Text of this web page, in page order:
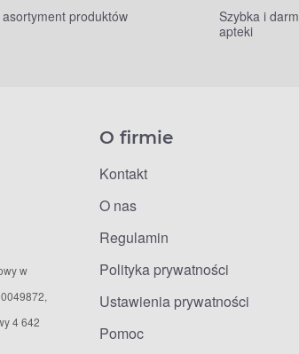
asortyment produktów
Szybka i
apteki
w
4 642
O firmie
Kontakt
O nas
Regulamin
Polityka prywatności
Ustawienia prywatności
Pomoc